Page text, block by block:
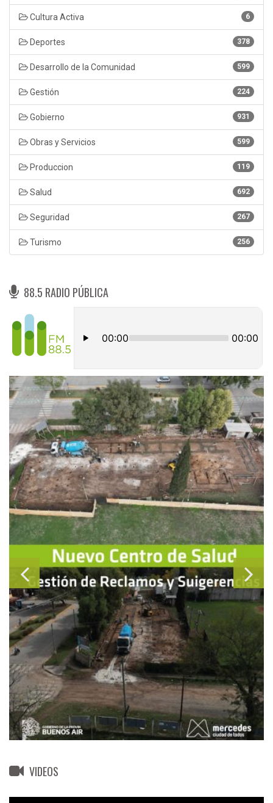
6
Cultura Activa
378
Deportes
599
Desarrollo de la Comunidad
224
Gestión
931
Gobierno
599
Obras y Servicios
119
Produccion
692
Salud
267
Seguridad
256
Turismo
88.5 RADIO PÚBLICA
VIDEOS